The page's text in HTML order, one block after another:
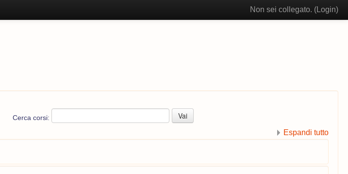
Non sei collegato. (Login)
Cerca corsi:
Espandi tutto